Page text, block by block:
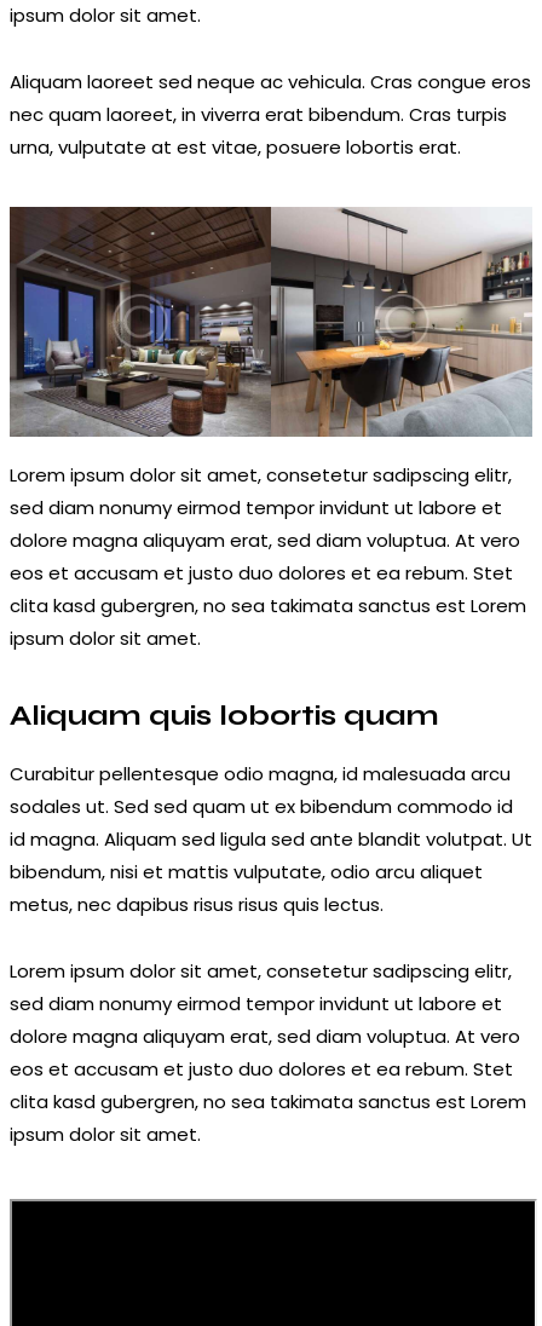
ipsum dolor sit amet.
Aliquam laoreet sed neque ac vehicula. Cras congue eros
nec quam laoreet, in viverra erat bibendum. Cras turpis
urna, vulputate at est vitae, posuere lobortis erat.
Lorem ipsum dolor sit amet, consetetur sadipscing elitr,
sed diam nonumy eirmod tempor invidunt ut labore et
dolore magna aliquyam erat, sed diam voluptua. At vero
eos et accusam et justo duo dolores et ea rebum. Stet
clita kasd gubergren, no sea takimata sanctus est Lorem
ipsum dolor sit amet.
Aliquam quis lobortis quam
Curabitur pellentesque odio magna, id malesuada arcu
sodales ut. Sed sed quam ut ex bibendum commodo id
id magna. Aliquam sed ligula sed ante blandit volutpat. Ut
bibendum, nisi et mattis vulputate, odio arcu aliquet
metus, nec dapibus risus risus quis lectus.
Lorem ipsum dolor sit amet, consetetur sadipscing elitr,
sed diam nonumy eirmod tempor invidunt ut labore et
dolore magna aliquyam erat, sed diam voluptua. At vero
eos et accusam et justo duo dolores et ea rebum. Stet
clita kasd gubergren, no sea takimata sanctus est Lorem
ipsum dolor sit amet.